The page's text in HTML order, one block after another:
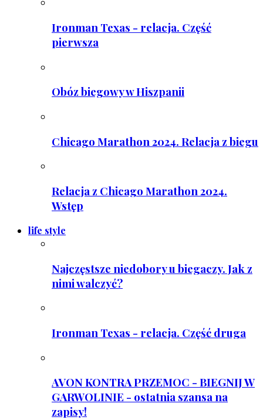
Ironman Texas - relacja. Część
pierwsza
Obóz biegowy w Hiszpanii
Chicago Marathon 2024. Relacja z biegu
Relacja z Chicago Marathon 2024.
Wstęp
life style
Najczęstsze niedobory u biegaczy. Jak z
nimi walczyć?
Ironman Texas - relacja. Część druga
AVON KONTRA PRZEMOC - BIEGNIJ W
GARWOLINIE - ostatnia szansa na
zapisy!